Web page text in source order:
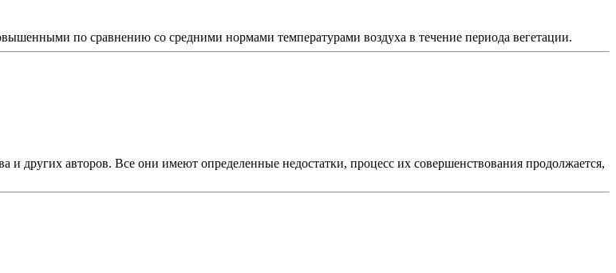
по сравнению со средними нормами температурами воздуха в течение периода вегетации.
авторов. Все они имеют определенные недостатки, процесс их совершенствования продолжается,